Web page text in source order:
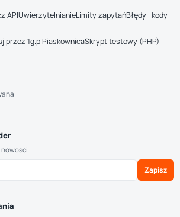
APIUwierzytelnianieLimity zapytańBłędy i kody
przez 1g.plPiaskownicaSkrypt testowy (PHP)
nowości.
Zapisz